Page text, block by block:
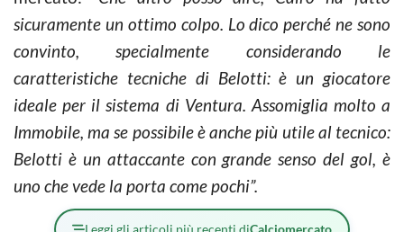
sicuramente un ottimo colpo. Lo dico perché ne sono
convinto, specialmente considerando le
caratteristiche tecniche di Belotti: è un giocatore
ideale per il sistema di Ventura. Assomiglia molto a
Immobile, ma se possibile è anche più utile al tecnico:
Belotti è un attaccante con grande senso del gol, è
uno che vede la porta come pochi”.
Leggi gli articoli più recenti diCalciomercato